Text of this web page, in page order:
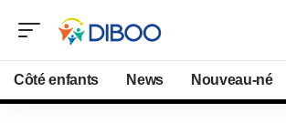
Côté enfants News Nouveau-né